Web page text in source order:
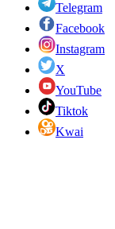
Telegram
Facebook
Instagram
X
YouTube
Tiktok
Kwai